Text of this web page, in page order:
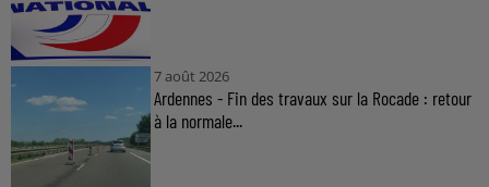
7 août 2026
Ardennes - Fin des travaux sur la Rocade : retour
à la normale...